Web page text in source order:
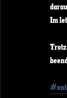
Im